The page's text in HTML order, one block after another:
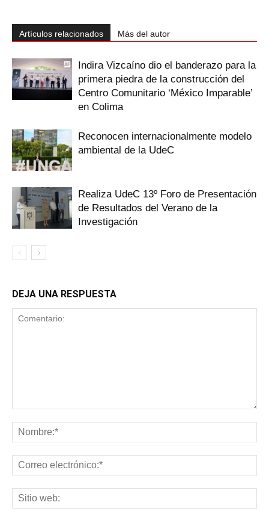
Artículos relacionados Más del autor
Indira Vizcaíno dio el banderazo para la
primera piedra de la construcción del
Centro Comunitario ‘México Imparable’
en Colima
Reconocen internacionalmente modelo
ambiental de la UdeC
Realiza UdeC 13º Foro de Presentación
de Resultados del Verano de la
Investigación
DEJA UNA RESPUESTA